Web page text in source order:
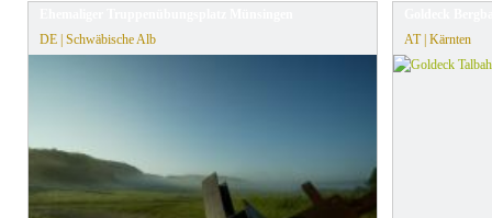
DE | Schwäbische Alb
AT | Kärnten